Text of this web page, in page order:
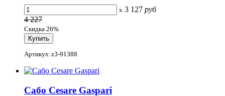
x 3 127 руб
4 227
Скидка 26%
Артикул: z3-91388
Сабо Cesare Gaspari